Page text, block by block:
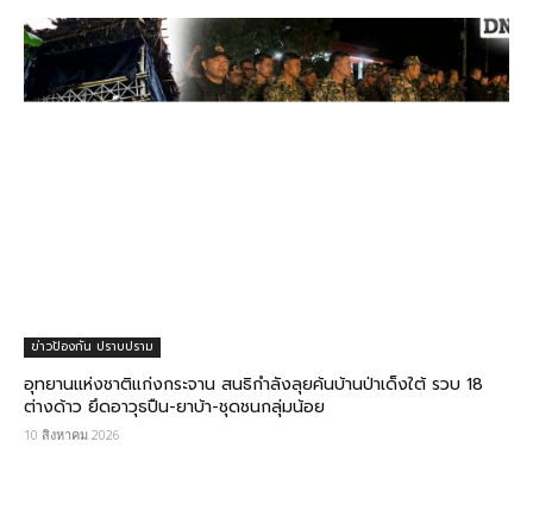
ข่าวป้องกัน ปราบปราม
อุทยานแห่งชาติแก่งกระจาน สนธิกำลังลุยค้นบ้านป่าเด็งใต้ รวบ 18
ต่างด้าว ยึดอาวุธปืน-ยาบ้า-ชุดชนกลุ่มน้อย
10 สิงหาคม 2026